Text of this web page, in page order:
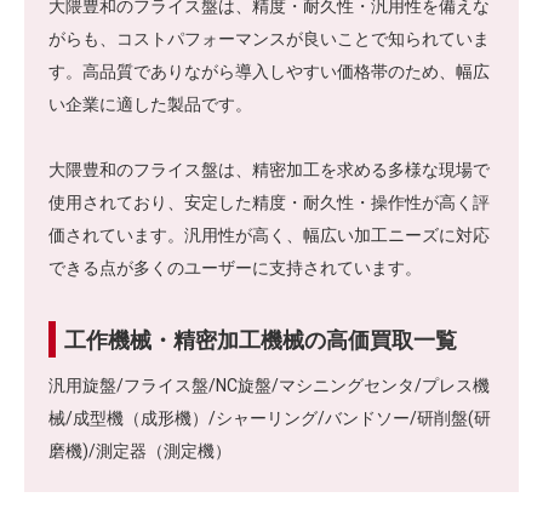
大隈豊和のフライス盤は、精度・耐久性・汎用性を備えな
がらも、コストパフォーマンスが良いことで知られていま
す。高品質でありながら導入しやすい価格帯のため、幅広
い企業に適した製品です。
大隈豊和のフライス盤は、精密加工を求める多様な現場で
使用されており、安定した精度・耐久性・操作性が高く評
価されています。汎用性が高く、幅広い加工ニーズに対応
できる点が多くのユーザーに支持されています。
工作機械・精密加工機械の高価買取一覧
汎用旋盤/フライス盤/NC旋盤/マシニングセンタ/プレス機
械/成型機（成形機）/シャーリング/バンドソー/研削盤(研
磨機)/測定器（測定機）